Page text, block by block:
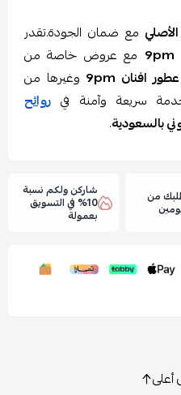
مع ضمان الجودة.تقدر
مع عروض خاصة من
عطور افنان 9pm
وغيرها من
سريعة وآمنة في روائح
بالسعودية.
من شاركن ولكم نسبة
10% في التسويق
بعمولة
أعلى